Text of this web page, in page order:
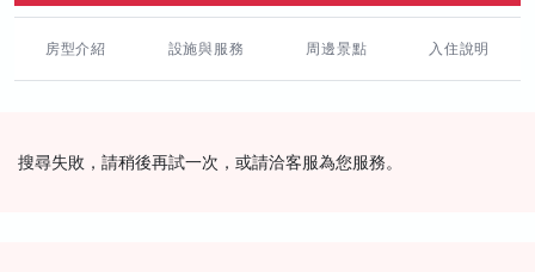
房型介紹 設施與服務 周邊景點 入住說明
搜尋失敗，請稍後再試一次，或請洽客服為您服務。